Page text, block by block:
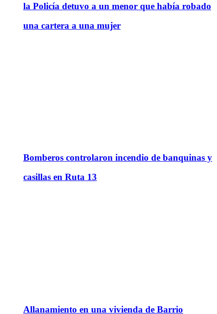
la Policía detuvo a un menor que había robado
una cartera a una mujer
Bomberos controlaron incendio de banquinas y
casillas en Ruta 13
Allanamiento en una vivienda de Barrio